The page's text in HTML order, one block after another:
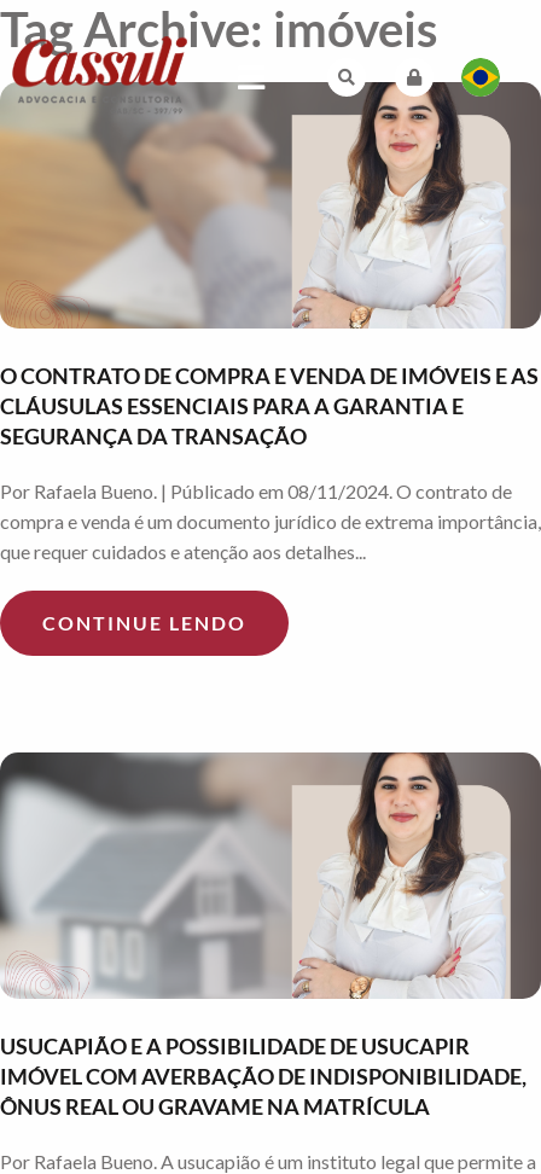
Tag Archive: imóveis
O CONTRATO DE COMPRA E VENDA DE IMÓVEIS E AS
CLÁUSULAS ESSENCIAIS PARA A GARANTIA E
SEGURANÇA DA TRANSAÇÃO
Por Rafaela Bueno. | Públicado em 08/11/2024. O contrato de
compra e venda é um documento jurídico de extrema importância,
que requer cuidados e atenção aos detalhes...
CONTINUE LENDO
USUCAPIÃO E A POSSIBILIDADE DE USUCAPIR
IMÓVEL COM AVERBAÇÃO DE INDISPONIBILIDADE,
ÔNUS REAL OU GRAVAME NA MATRÍCULA
Por Rafaela Bueno. A usucapião é um instituto legal que permite a